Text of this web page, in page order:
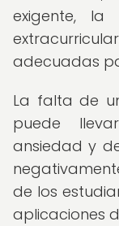
exigente, la
adecuadas
La falta de
puede
ansiedad y
de los
aplicaciones